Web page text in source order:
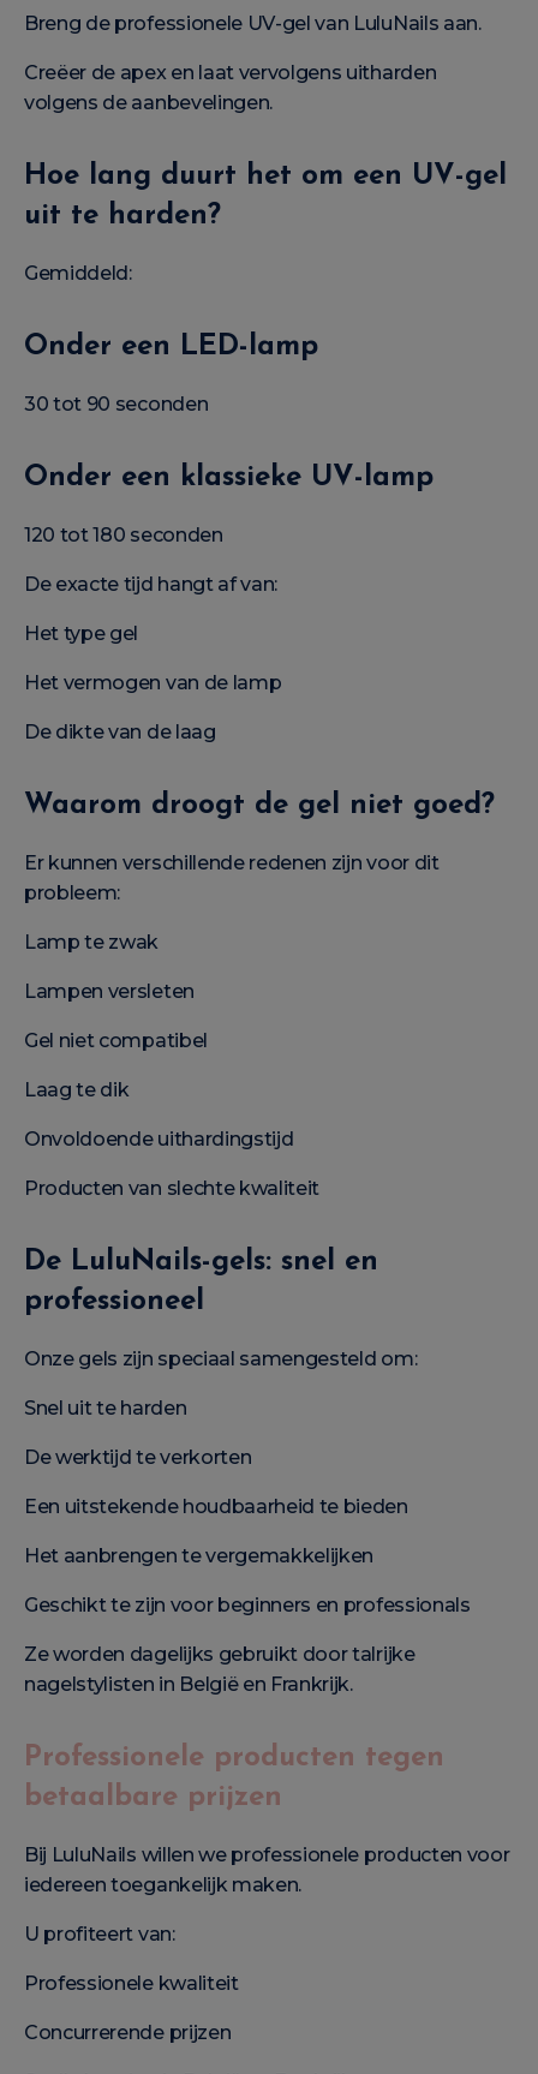
Breng de professionele UV-gel van LuluNails aan.
Creëer de apex en laat vervolgens uitharden
volgens de aanbevelingen.
Hoe lang duurt het om een UV-gel
uit te harden?
Gemiddeld:
Onder een LED-lamp
30 tot 90 seconden
Onder een klassieke UV-lamp
120 tot 180 seconden
De exacte tijd hangt af van:
Het type gel
Het vermogen van de lamp
De dikte van de laag
Waarom droogt de gel niet goed?
Er kunnen verschillende redenen zijn voor dit
probleem:
Lamp te zwak
Lampen versleten
Gel niet compatibel
Laag te dik
Onvoldoende uithardingstijd
Producten van slechte kwaliteit
De LuluNails-gels: snel en
professioneel
Onze gels zijn speciaal samengesteld om:
Snel uit te harden
De werktijd te verkorten
Een uitstekende houdbaarheid te bieden
Het aanbrengen te vergemakkelijken
Geschikt te zijn voor beginners en professionals
Ze worden dagelijks gebruikt door talrijke
nagelstylisten in België en Frankrijk.
Professionele producten tegen
betaalbare prijzen
Bij LuluNails willen we professionele producten voor
iedereen toegankelijk maken.
U profiteert van:
Professionele kwaliteit
Concurrerende prijzen